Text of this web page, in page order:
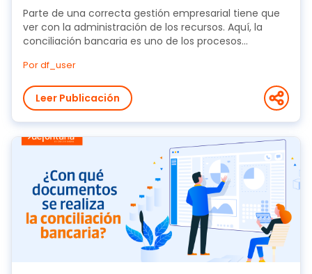
Parte de una correcta gestión empresarial tiene que
ver con la administración de los recursos. Aquí, la
conciliación bancaria es uno de los procesos...
Por df_user
Leer Publicación